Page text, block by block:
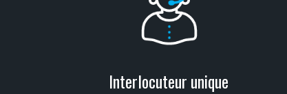
Interlocuteur unique